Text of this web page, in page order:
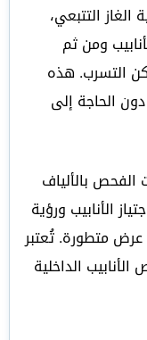
التتبعي،
ومن ثم
التسرب. هذه
الحاجة إلى
بالألياف
الأنابيب ورؤية
متطورة. تُعتبر
الداخلية